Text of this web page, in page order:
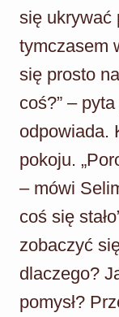
się ukrywać
tymczasem
się prosto
coś?” –
odpowiada.
pokoju.
– mówi
coś się
zobaczyć
dlaczego?
pomysł?